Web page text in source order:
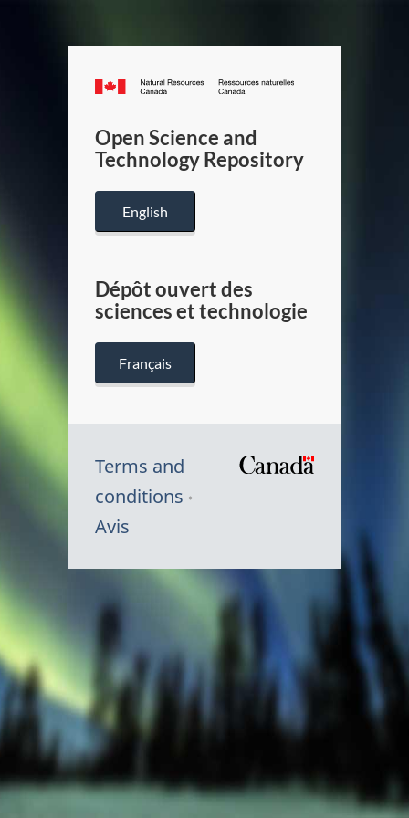
Canada.ca
/
Canada
Open Science and
Technology Repository
English
Dépôt ouvert des
sciences et technologie
Français
Terms and
conditions
Avis
Canada